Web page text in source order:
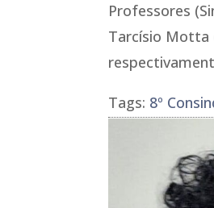
Professores
Tarcísio Motta
Tags: 8º